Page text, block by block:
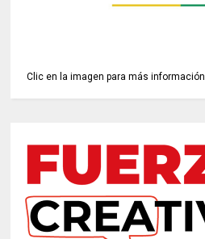
Clic en la imagen para más información